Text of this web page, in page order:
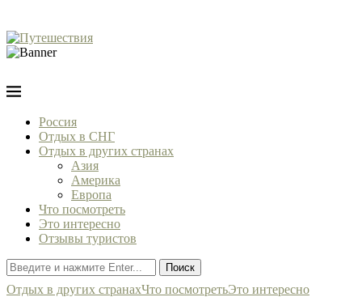
Россия
Отдых в СНГ
Отдых в других странах
Азия
Америка
Европа
Что посмотреть
Это интересно
Отзывы туристов
Поиск
Отдых в других странахЧто посмотретьЭто интересно